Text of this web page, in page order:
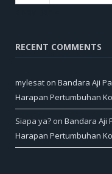
RECENT COMMENTS
mylesat on Bandara Aji
Harapan Pertumbuhan
Siapa ya? on Bandara Aji
Harapan Pertumbuhan